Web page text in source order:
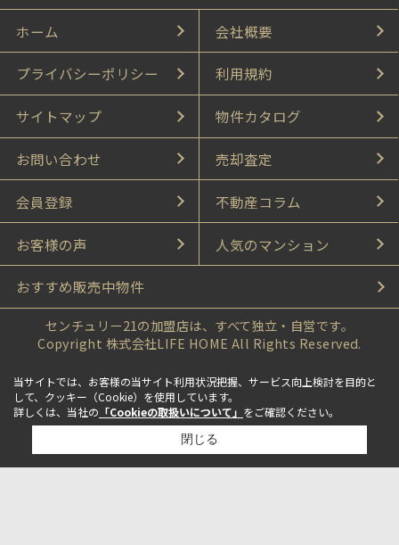
ホーム 会社概要
プライバシーポリシー 利用規約
サイトマップ 物件カタログ
お問い合わせ 売却査定
会員登録 不動産コラム
お客様の声 人気のマンション
おすすめ販売中物件
センチュリー21の加盟店は、すべて独立・自営です。
Copyright 株式会社LIFE HOME All Rights Reserved.
当サイトでは、お客様の当サイト利用状況把握、サービス向上検討を目的と
して、クッキー（Cookie）を使用しています。
詳しくは、当社の 「Cookieの取扱いについて」 をご確認ください。
閉じる